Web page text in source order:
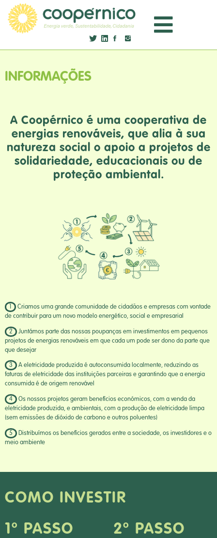
INFORMAÇÕES
A Coopérnico é uma cooperativa de
energias renováveis, que alia à sua
natureza social o apoio a projetos de
solidariedade, educacionais ou de
proteção ambiental.
1
Criamos uma grande comunidade de cidadãos e empresas com vontade
de contribuir para um novo modelo energético, social e empresarial
2
Juntámos parte das nossas poupanças em investimentos em pequenos
projetos de energias renováveis em que cada um pode ser dono da parte que
que desejar
3
A eletricidade produzida é autoconsumida localmente, reduzindo as
faturas de eletricidade das instituições parceiras e garantindo que a energia
consumida é de origem renovável
4
Os nossos projetos geram benefícios económicos, com a venda da
eletricidade produzida, e ambientais, com a produção de eletricidade limpa
(sem emissões de dióxido de carbono e outros poluentes)
5
Distribuímos os benefícios gerados entre a sociedade, os investidores e o
meio ambiente
COMO INVESTIR
1º PASSO
2º PASSO